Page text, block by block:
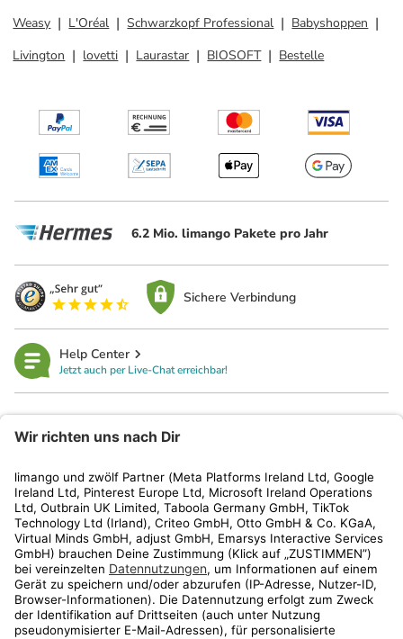
Weasy
L'Oréal Schwarzkopf Professional
Babyshoppen
Livington
lovetti Laurastar BIOSOFT Bestelle
6.2 Mio. limango Pakete pro Jahr
Sichere Verbindung
Help Center
Jetzt auch per Live-Chat erreichbar!
Kundenservice
Shop
Aktionen
Travel